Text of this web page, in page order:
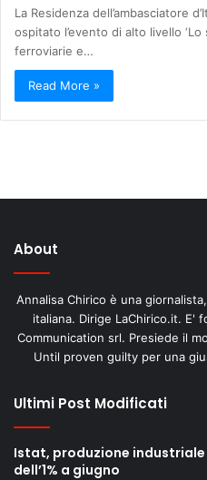
La Residenza dell’ambasciatore
ospitato l’evento di alto livello
ferroviarie e…
Read More »
About
Annalisa Chirico è una
italiana. Dirige LaChirico.it. E'
Communication srl. Presiede il
Until proven guilty per una
Ultimi Post Modificati
Istat, produzione industriale
dell’1% a giugno